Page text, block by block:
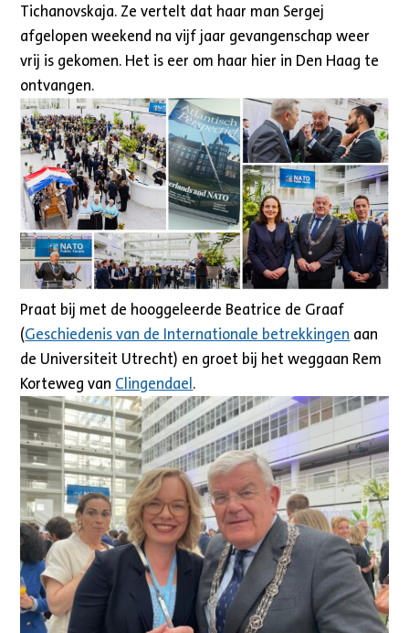
Tichanovskaja. Ze vertelt dat haar man Sergej
afgelopen weekend na vijf jaar gevangenschap weer
vrij is gekomen. Het is eer om haar hier in Den Haag te
ontvangen.
Praat bij met de hooggeleerde Beatrice de Graaf
(Geschiedenis van de Internationale betrekkingen aan
de Universiteit Utrecht) en groet bij het weggaan Rem
Korteweg van Clingendael .